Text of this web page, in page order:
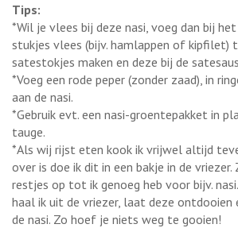
Tips:
*Wil je vlees bij deze nasi, voeg dan bij
stukjes vlees (bijv. hamlappen of kipfilet)
satestokjes maken en deze bij de
*Voeg een rode peper (zonder zaad), in
aan de nasi.
*Gebruik evt. een nasi-groentepakket in
tauge.
*Als wij rijst eten kook ik vrijwel altijd
over is doe ik dit in een bakje in de vriezer.
restjes op tot ik genoeg heb voor bijv.
haal ik uit de vriezer, laat deze ontdooien
de nasi. Zo hoef je niets weg te gooien!